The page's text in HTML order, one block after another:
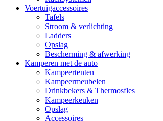
Voertuigaccessoires
Tafels
Stroom & verlichting
Ladders
Opslag
Bescherming & afwerking
Kamperen met de auto
Kampeertenten
Kampeermeubelen
Drinkbekers & Thermosfles
Kampeerkeuken
Opslag
Accessoires